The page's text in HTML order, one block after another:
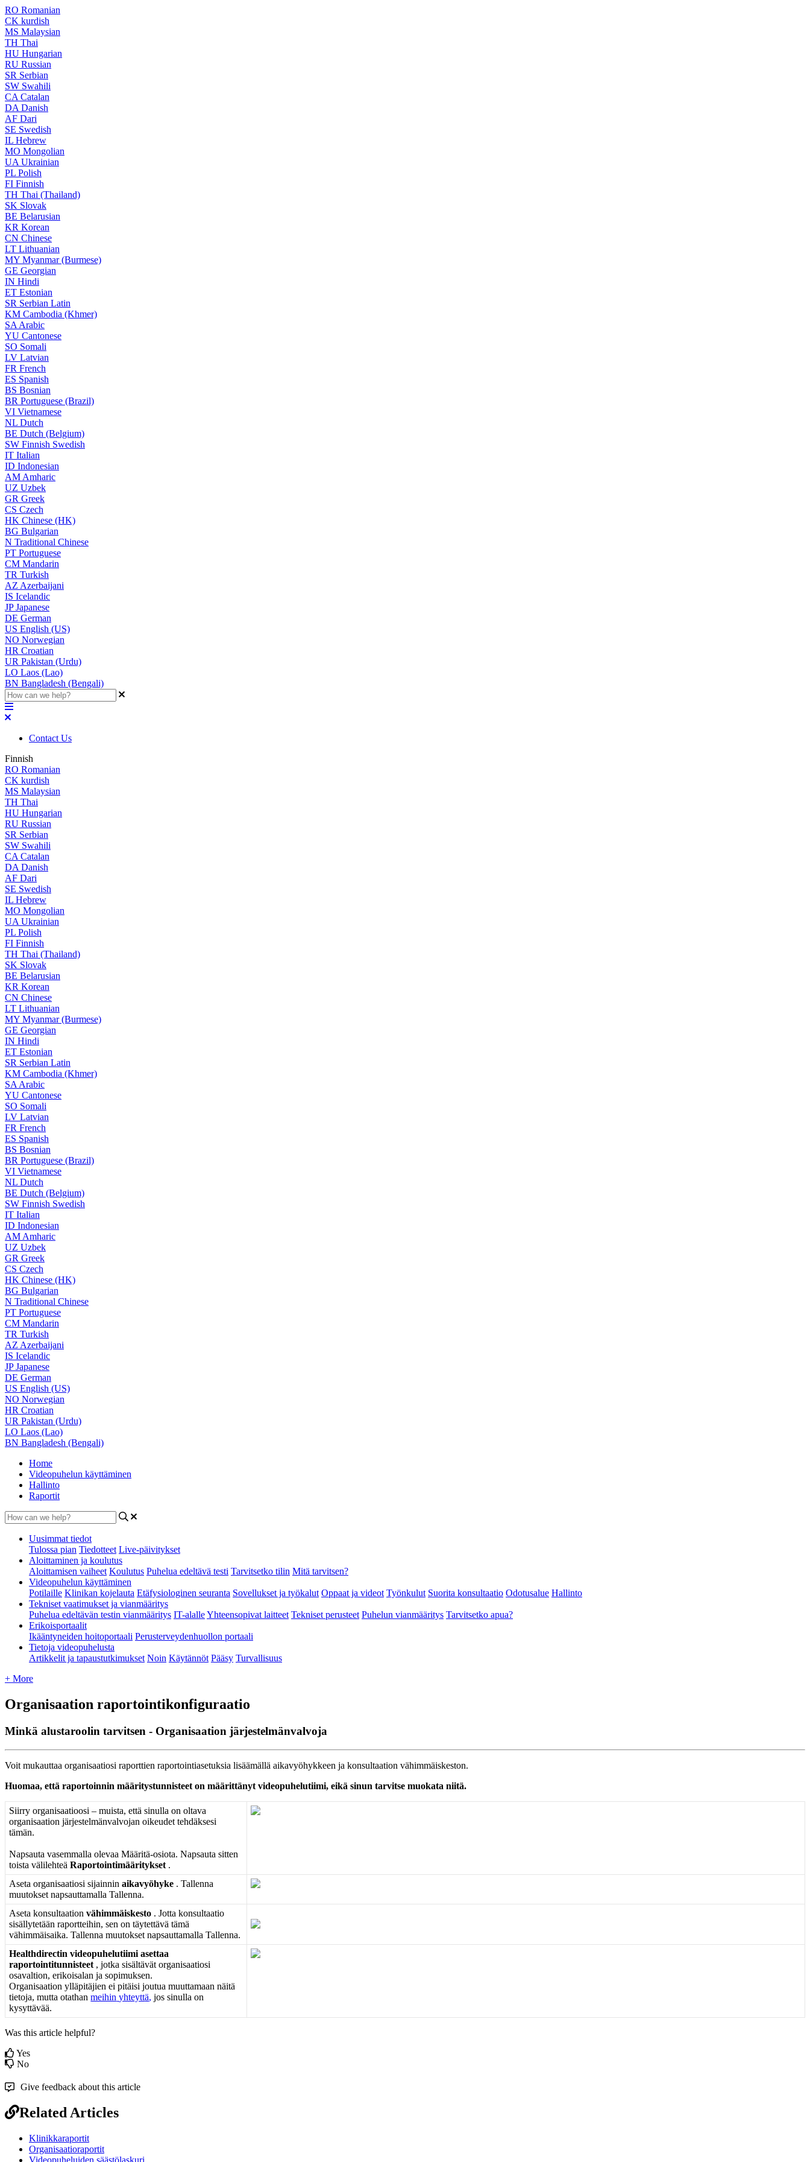
RO Romanian
CK kurdish
MS Malaysian
TH Thai
HU Hungarian
RU Russian
SR Serbian
SW Swahili
CA Catalan
DA Danish
AF Dari
SE Swedish
IL Hebrew
MO Mongolian
UA Ukrainian
PL Polish
FI Finnish
TH Thai (Thailand)
SK Slovak
BE Belarusian
KR Korean
CN Chinese
LT Lithuanian
MY Myanmar (Burmese)
GE Georgian
IN Hindi
ET Estonian
SR Serbian Latin
KM Cambodia (Khmer)
SA Arabic
YU Cantonese
SO Somali
LV Latvian
FR French
ES Spanish
BS Bosnian
BR Portuguese (Brazil)
VI Vietnamese
NL Dutch
BE Dutch (Belgium)
SW Finnish Swedish
IT Italian
ID Indonesian
AM Amharic
UZ Uzbek
GR Greek
CS Czech
HK Chinese (HK)
BG Bulgarian
N Traditional Chinese
PT Portuguese
CM Mandarin
TR Turkish
AZ Azerbaijani
IS Icelandic
JPJapanese
DE German
US English (US)
NO Norwegian
HR Croatian
UR Pakistan (Urdu)
LO Laos (Lao)
BN Bangladesh (Bengali)
Contact Us
Finnish
RO Romanian
CK kurdish
MS Malaysian
TH Thai
HU Hungarian
RU Russian
SR Serbian
SW Swahili
CA Catalan
DA Danish
AF Dari
SE Swedish
IL Hebrew
MO Mongolian
UA Ukrainian
PL Polish
FI Finnish
TH Thai (Thailand)
SK Slovak
BE Belarusian
KR Korean
CN Chinese
LT Lithuanian
MY Myanmar (Burmese)
GE Georgian
IN Hindi
ET Estonian
SR Serbian Latin
KM Cambodia (Khmer)
SA Arabic
YU Cantonese
SO Somali
LV Latvian
FR French
ES Spanish
BS Bosnian
BR Portuguese (Brazil)
VI Vietnamese
NL Dutch
BE Dutch (Belgium)
SW Finnish Swedish
IT Italian
ID Indonesian
AM Amharic
UZ Uzbek
GR Greek
CS Czech
HK Chinese (HK)
BG Bulgarian
N Traditional Chinese
PT Portuguese
CM Mandarin
TR Turkish
AZ Azerbaijani
IS Icelandic
JPJapanese
DE German
US English (US)
NO Norwegian
HR Croatian
UR Pakistan (Urdu)
LO Laos (Lao)
BN Bangladesh (Bengali)
Home
Videopuhelun käyttäminen
Hallinto
Raportit
Uusimmat tiedot
Tulossa pian Tiedotteet Live-päivitykset
Aloittaminen ja koulutus
Aloittamisen vaiheet Koulutus Puhelua edeltävä testi Tarvitsetko tilin Mitä tarvitsen?
Videopuhelun käyttäminen
Potilaille Klinikan kojelauta Etäfysiologinen seuranta Sovellukset ja työkalut Oppaat ja videot Työnkulut Suorita konsultaatio Odotusalue Hallinto
Tekniset vaatimukset ja vianmääritys
Puhelua edeltävän testin vianmääritys IT-alalleYhteensopivat laitteet Tekniset perusteet Puhelun vianmääritys Tarvitsetko apua?
Erikoisportaalit
Ikääntyneiden hoitoportaali Perusterveydenhuollon portaali
Tietoja videopuhelusta
Artikkelit ja tapaustutkimukset Noin Käytännöt Pääsy Turvallisuus
+ More
Organisaation raportointikonfiguraatio
Minkä alustaroolin tarvitsen - Organisaation järjestelmänvalvoja
Voit mukauttaa organisaatiosi raporttien raportointiasetuksia lisäämällä aikavyöhykkeen ja konsultaation vähimmäiskeston.
Huomaa, että raportoinnin määritystunnisteet on määrittänyt videopuhelutiimi, eikä sinun tarvitse muokata niitä.
Siirry organisaatioosi – muista, että sinulla on oltava
organisaation järjestelmänvalvojan oikeudet tehdäksesi
tämän.
Napsauta vasemmalla olevaa Määritä-osiota. Napsauta sitten
toista välilehteä Raportointimääritykset .
Aseta organisaatiosi sijainnin aikavyöhyke . Tallenna
muutokset napsauttamalla Tallenna.
Aseta konsultaation vähimmäiskesto . Jotta konsultaatio
sisällytetään raportteihin, sen on täytettävä tämä
vähimmäisaika. Tallenna muutokset napsauttamalla Tallenna.
Healthdirectin videopuhelutiimi asettaa
raportointitunnisteet , jotka sisältävät organisaatiosi
osavaltion, erikoisalan ja sopimuksen.
Organisaation ylläpitäjien ei pitäisi joutua muuttamaan näitä
tietoja, mutta otathan meihin yhteyttä, jos sinulla on
kysyttävää.
Was this article helpful?
Yes
No
Give feedback about this article
Related Articles
Klinikkaraportit
Organisaatioraportit